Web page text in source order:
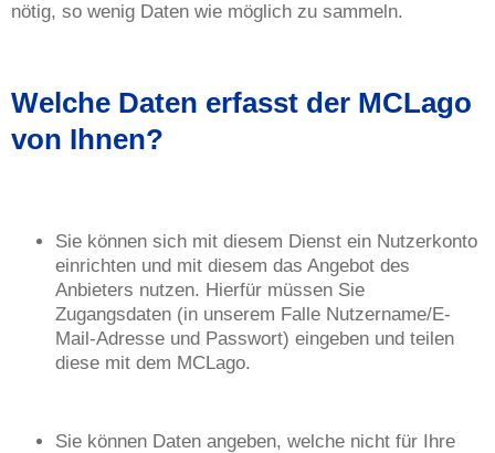
nötig, so wenig Daten wie möglich zu sammeln.
Welche Daten erfasst der MCLago
von Ihnen?
Sie können sich mit diesem Dienst ein Nutzerkonto
einrichten und mit diesem das Angebot des
Anbieters nutzen. Hierfür müssen Sie
Zugangsdaten (in unserem Falle Nutzername/E-
Mail-Adresse und Passwort) eingeben und teilen
diese mit dem MCLago.
Sie können Daten angeben, welche nicht für Ihre